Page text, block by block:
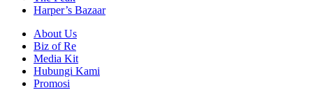
Harper’s Bazaar
About Us
Biz of Re
Media Kit
Hubungi Kami
Promosi